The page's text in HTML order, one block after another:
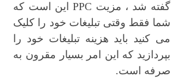
گفته شد ، مزیت PPC این است که
شما فقط وقتی تبلیغات خود را کلیک
می کنید باید هزینه تبلیغات خود را
بپردازید که این امر بسیار مقرون به
صرفه است.